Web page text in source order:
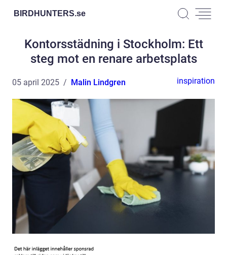
BIRDHUNTERS.se
Kontorsstädning i Stockholm: Ett
steg mot en renare arbetsplats
05 april 2025 Malin Lindgren inspiration